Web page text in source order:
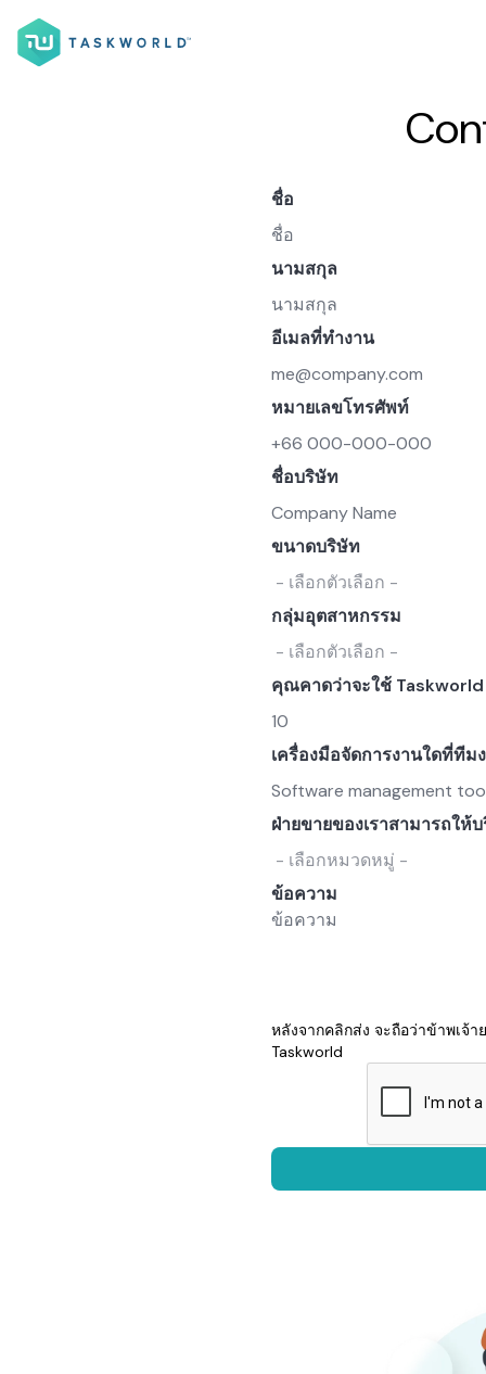
ชื่อ
นามสกุล
อีเมลที่ทำงาน
หมายเลขโทรศัพท์
ชื่อบริษัท
ขนาดบริษัท
กลุ่มอุตสาหกรรม
คุณคาดว่าจะใช้
เครื่องมือจัดการงานใดที่ที
ฝ่ายขายของเราสามารถให้
ข้อความ
หลังจากคลิกส่ง จะถือว่าข้าพเจ้
Taskworld